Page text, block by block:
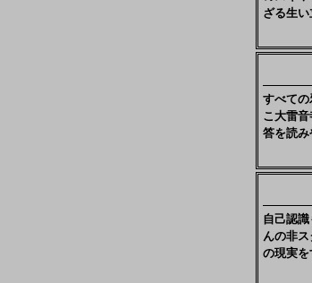
ざる生
すべての
こ大雷
答を読み
自己認
んの非
の現実